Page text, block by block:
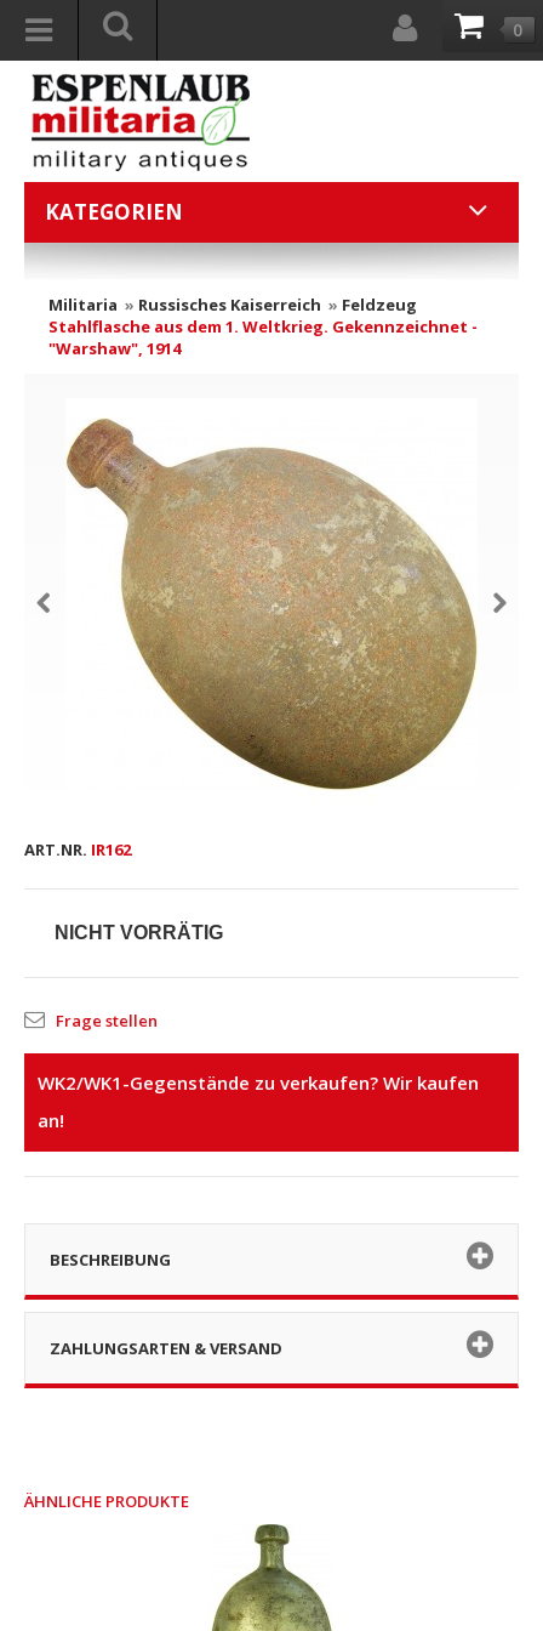
0
KATEGORIEN
Militaria » Russisches Kaiserreich » Feldzeug
Stahlflasche aus dem 1. Weltkrieg. Gekennzeichnet -
"Warshaw", 1914
ART.NR. IR162
NICHT VORRÄTIG
Frage stellen
WK2/WK1-Gegenstände zu verkaufen? Wir kaufen
an!
BESCHREIBUNG
ZAHLUNGSARTEN & VERSAND
ÄHNLICHE PRODUKTE